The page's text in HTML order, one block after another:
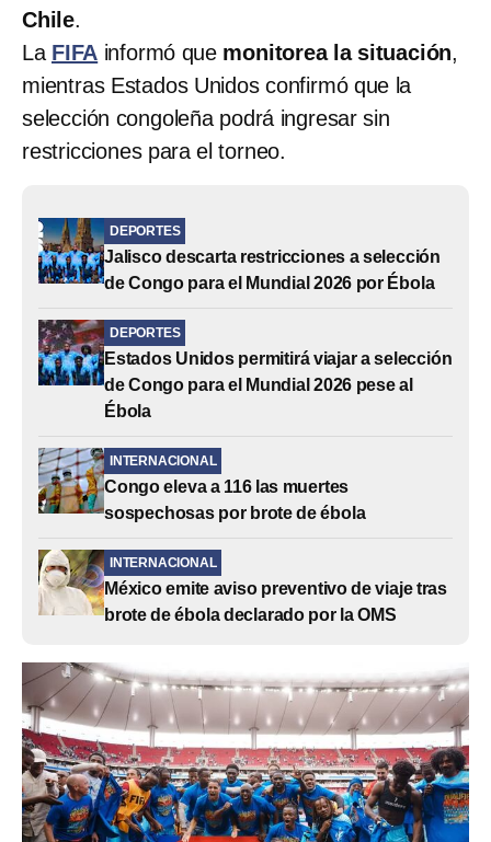
Chile.
La FIFA informó que monitorea la situación,
mientras Estados Unidos confirmó que la
selección congoleña podrá ingresar sin
restricciones para el torneo.
DEPORTES
Jalisco descarta restricciones a selección
de Congo para el Mundial 2026 por Ébola
DEPORTES
Estados Unidos permitirá viajar a selección
de Congo para el Mundial 2026 pese al
Ébola
INTERNACIONAL
Congo eleva a 116 las muertes
sospechosas por brote de ébola
INTERNACIONAL
México emite aviso preventivo de viaje tras
brote de ébola declarado por la OMS